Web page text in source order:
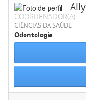
COORDENADOR(A)
CIÊNCIAS DA SAÚDE
Odontologia